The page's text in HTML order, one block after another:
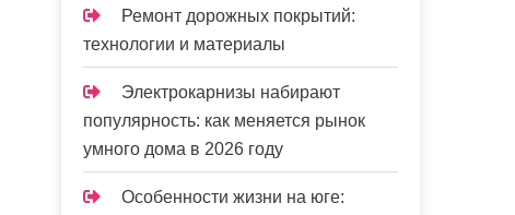
Ремонт дорожных покрытий:
технологии и материалы
Электрокарнизы набирают
популярность: как меняется рынок
умного дома в 2026 году
Особенности жизни на юге: